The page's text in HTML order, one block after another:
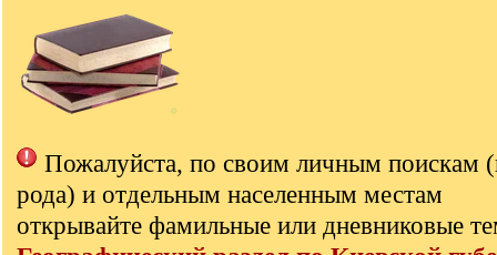
Пожалуйста, по своим личным поискам
рода) и отдельным населенным местам
открывайте фамильные или дневниковые